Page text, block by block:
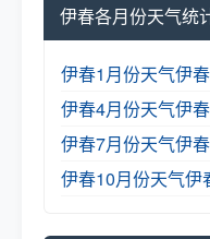
伊春各月份天气统
伊春1月份天气伊
伊春4月份天气伊
伊春7月份天气伊
伊春10月份天气伊